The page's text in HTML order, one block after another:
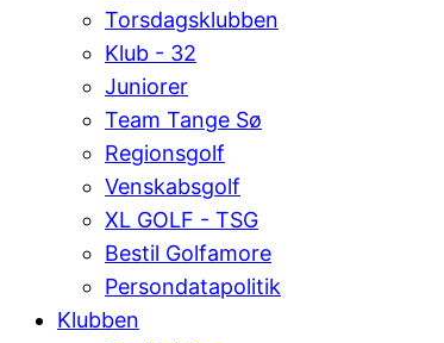
Torsdagsklubben
Klub - 32
Juniorer
Team Tange Sø
Regionsgolf
Venskabsgolf
XL GOLF - TSG
Bestil Golfamore
Persondatapolitik
Klubben